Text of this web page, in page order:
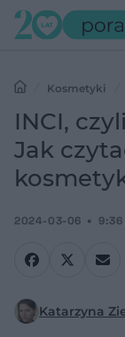
Kosmetyki
analizować skład
INCI,
Jak
2024-03-06 9:36
Katarzyna